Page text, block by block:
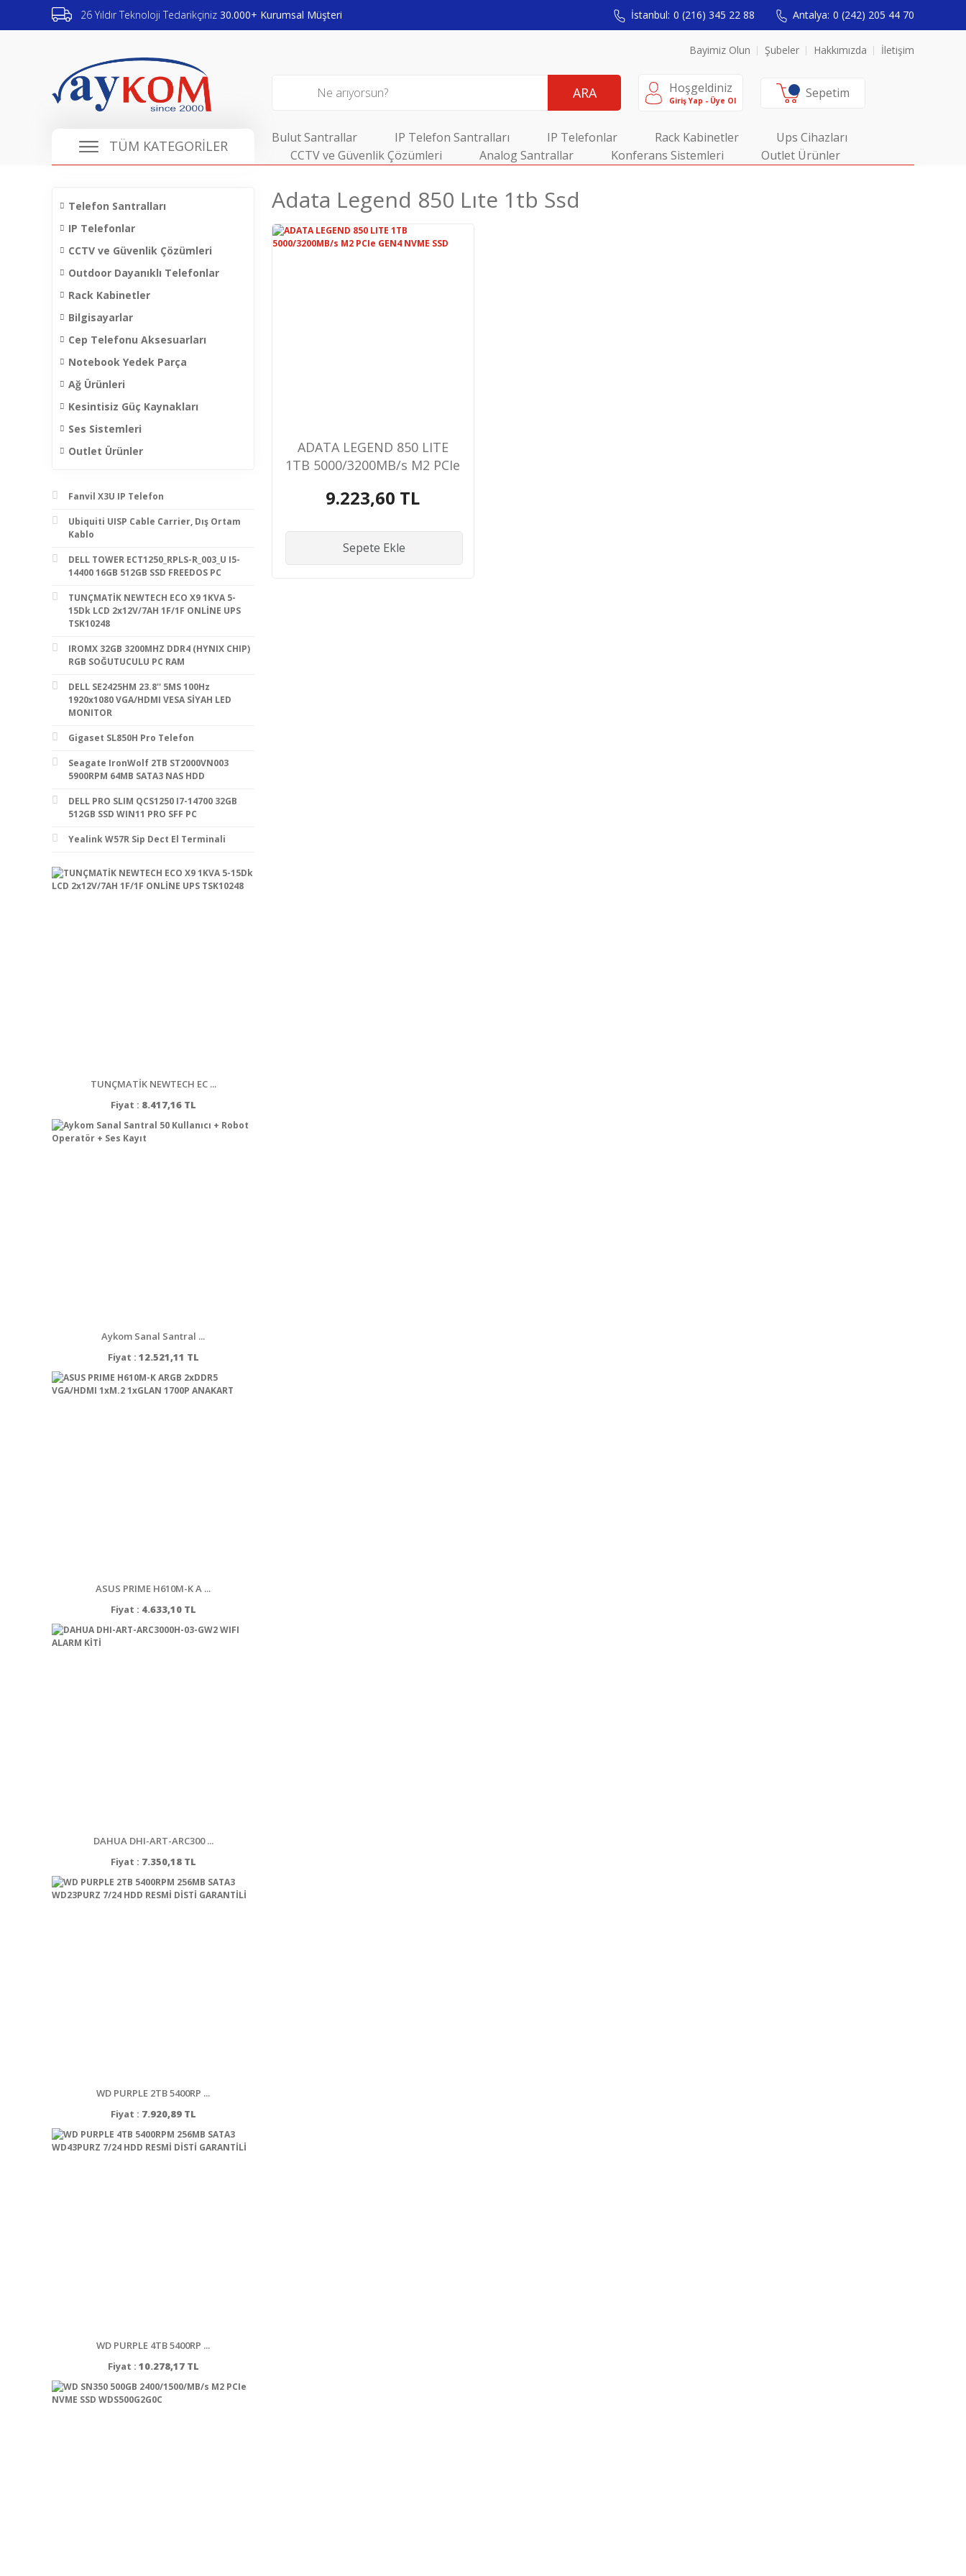
26 Yıldır Teknoloji Tedarikçiniz 30.000+ Kurumsal Müşteri İstanbul: 0 (216) 345 22 88 Antalya: 0 (242) 205 44 70
Bayimiz Olun Şubeler Hakkımızda İletişim
ARA Hoşgeldiniz
Giriş Yap - Üye Ol Sepetim
TÜM KATEGORİLER Bulut Santrallar IP Telefon Santralları IP Telefonlar Rack Kabinetler
Ups Cihazları
CCTV ve Güvenlik Çözümleri
Analog Santrallar Konferans Sistemleri Outlet Ürünler
Telefon Santralları
IP Telefonlar
CCTV ve Güvenlik Çözümleri
Outdoor Dayanıklı Telefonlar
Rack Kabinetler
Bilgisayarlar
Cep Telefonu Aksesuarları
Notebook Yedek Parça
Ağ Ürünleri
Kesintisiz Güç Kaynakları
Ses Sistemleri
Outlet Ürünler
Fanvil X3U IP Telefon
Ubiquiti UISP Cable Carrier, Dış Ortam
Kablo
DELL TOWER ECT1250_RPLS-R_003_U I5-
14400 16GB 512GB SSD FREEDOS PC
TUNÇMATİK NEWTECH ECO X9 1KVA 5-
15Dk LCD 2x12V/7AH 1F/1F ONLİNE UPS
TSK10248
IROMX 32GB 3200MHZ DDR4 (HYNIX CHIP)
RGB SOĞUTUCULU PC RAM
DELL SE2425HM 23.8'' 5MS 100Hz
1920x1080 VGA/HDMI VESA SİYAH LED
MONITOR
Gigaset SL850H Pro Telefon
Seagate IronWolf 2TB ST2000VN003
5900RPM 64MB SATA3 NAS HDD
DELL PRO SLIM QCS1250 I7-14700 32GB
512GB SSD WIN11 PRO SFF PC
Yealink W57R Sip Dect El Terminali
TUNÇMATİK NEWTECH EC ...
Fiyat : 8.417,16 TL
Aykom Sanal Santral ...
Fiyat : 12.521,11 TL
ASUS PRIME H610M-K A ...
Fiyat : 4.633,10 TL
DAHUA DHI-ART-ARC300 ...
Fiyat : 7.350,18 TL
WD PURPLE 2TB 5400RP ...
Fiyat : 7.920,89 TL
WD PURPLE 4TB 5400RP ...
Fiyat : 10.278,17 TL
Adata Legend 850 Lıte 1tb Ssd
ADATA LEGEND 850 LITE
1TB 5000/3200MB/s M2 PCIe
9.223,60 TL
Sepete Ekle